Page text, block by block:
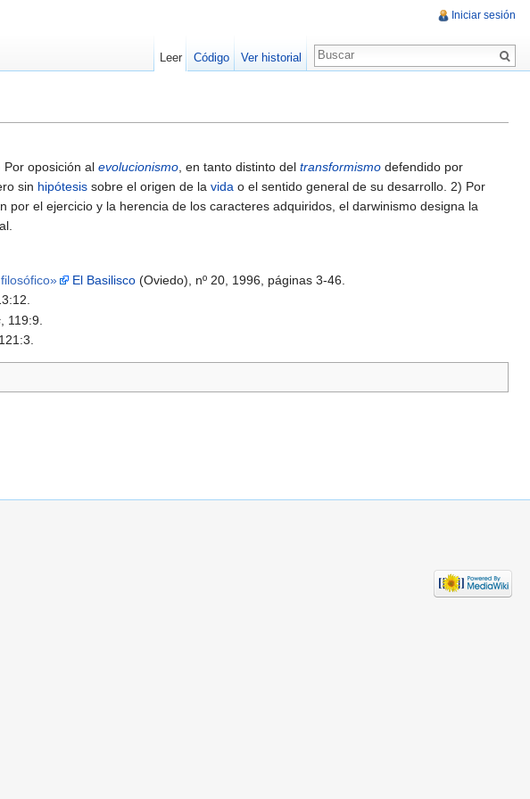
Por oposición al evolucionismo , en tanto distinto del transformismo defendido por
sin hipótesis sobre el origen de la vida o el sentido general de su desarrollo. 2) Por
por el ejercicio y la herencia de los caracteres adquiridos, el darwinismo designa la
El Basilisco (Oviedo), nº 20, 1996, páginas 3-46.
, 119:9.
121:3.
Iniciar sesión
Leer Código Ver historial